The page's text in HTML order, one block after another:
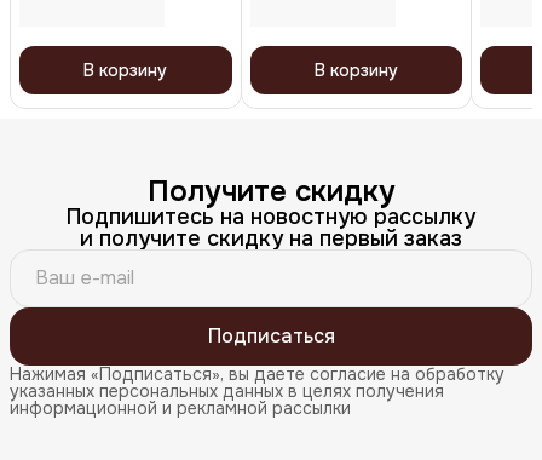
В корзину В корзину
Получите скидку
Подпишитесь на новостную рассылку
и получите скидку на первый заказ
Подписаться
Нажимая «Подписаться», вы даете согласие на обработку
указанных персональных данных в целях получения
информационной и рекламной рассылки